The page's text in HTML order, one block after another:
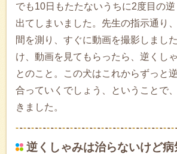
でも10日もたたないうちに2度目の
出てしまいました。先生の指示通り
間を測り、すぐに動画を撮影しまし
け、動画を見てもらったら、逆くし
とのこと。この犬はこれからずっと
合っていくでしょう、ということで
きました。
逆くしゃみは治らないけど病